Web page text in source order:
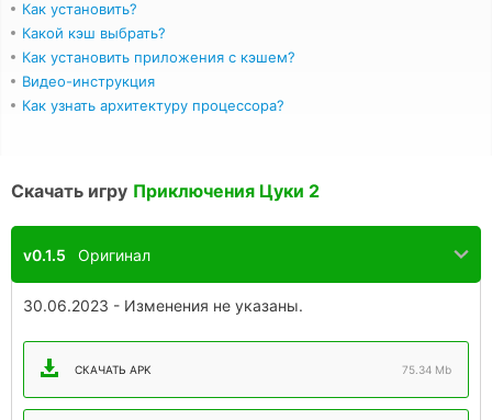
Как установить?
Какой кэш выбрать?
Как установить приложения с кэшем?
Видео-инструкция
Как узнать архитектуру процессора?
Скачать игру Приключения Цуки 2
v0.1.5 Оригинал
30.06.2023 - Изменения не указаны.
СКАЧАТЬ APK 75.34 Mb